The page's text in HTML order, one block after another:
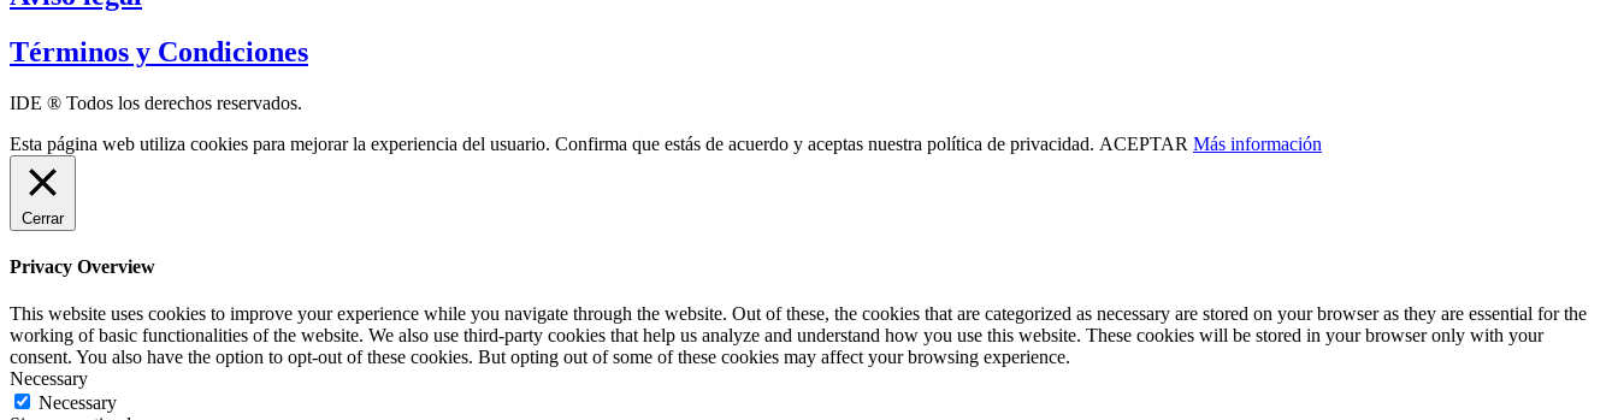
Términos y Condiciones
IDE ® Todos los derechos reservados.
Esta página web utiliza cookies para mejorar la experiencia del usuario. Confirma que estás de acuerdo y aceptas nuestra política de privacidad. ACEPTAR Más información
Cerrar
Privacy Overview
This website uses cookies to improve your experience while you navigate through the website. Out of these, the cookies that are categorized as necessary are stored on your browser as they are essential for the
working of basic functionalities of the website. We also use third-party cookies that help us analyze and understand how you use this website. These cookies will be stored in your browser only with your
consent. You also have the option to opt-out of these cookies. But opting out of some of these cookies may affect your browsing experience.
Necessary
Necessary